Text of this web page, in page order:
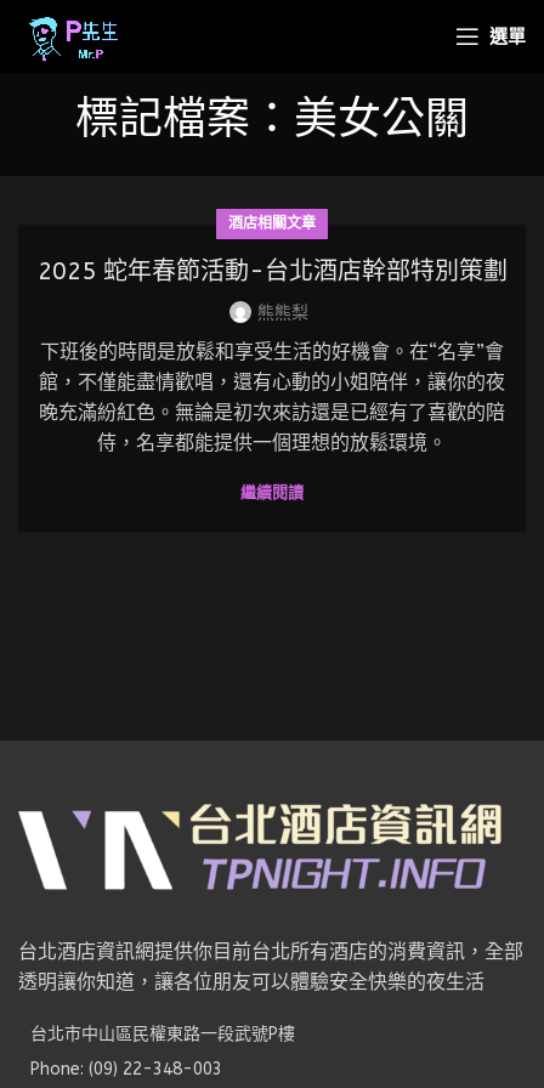
選單
標記檔案：美女公關
酒店相關文章
2025 蛇年春節活動-台北酒店幹部特別策劃
熊熊梨
下班後的時間是放鬆和享受生活的好機會。在“名享”會
館，不僅能盡情歡唱，還有心動的小姐陪伴，讓你的夜
晚充滿紛紅色。無論是初次來訪還是已經有了喜歡的陪
侍，名享都能提供一個理想的放鬆環境。
繼續閱讀
台北酒店資訊網提供你目前台北所有酒店的消費資訊，全部
透明讓你知道，讓各位朋友可以體驗安全快樂的夜生活
台北市中山區民權東路一段武號P樓
Phone: (09) 22-348-003